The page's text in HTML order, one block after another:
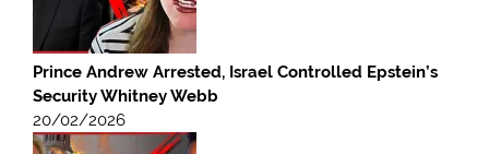
Prince Andrew Arrested, Israel Controlled Epstein’s
Security Whitney Webb
20/02/2026